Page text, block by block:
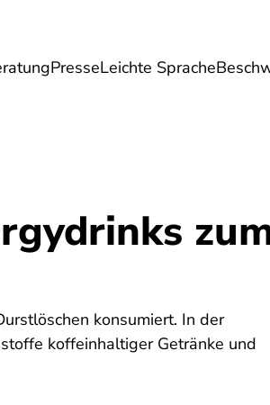
PresseLeichte Sprache
& Pflege Energie
konsumiert. In der
koffeinhaltiger Getränke und